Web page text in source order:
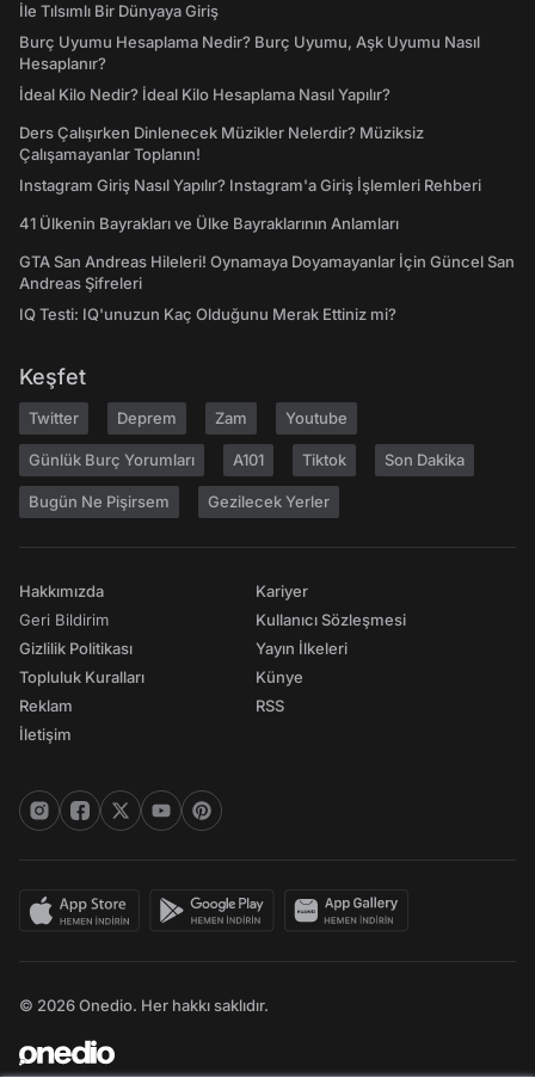
İle Tılsımlı Bir Dünyaya Giriş
Burç Uyumu Hesaplama Nedir? Burç Uyumu, Aşk Uyumu Nasıl
Hesaplanır?
İdeal Kilo Nedir? İdeal Kilo Hesaplama Nasıl Yapılır?
Ders Çalışırken Dinlenecek Müzikler Nelerdir? Müziksiz
Çalışamayanlar Toplanın!
Instagram Giriş Nasıl Yapılır? Instagram'a Giriş İşlemleri Rehberi
41 Ülkenin Bayrakları ve Ülke Bayraklarının Anlamları
GTA San Andreas Hileleri! Oynamaya Doyamayanlar İçin Güncel San
Andreas Şifreleri
IQ Testi: IQ'unuzun Kaç Olduğunu Merak Ettiniz mi?
Keşfet
Twitter Deprem Zam Youtube
Günlük Burç Yorumları A101 Tiktok Son Dakika
Bugün Ne Pişirsem Gezilecek Yerler
Hakkımızda
Geri Bildirim
Gizlilik Politikası
Topluluk Kuralları
Reklam
İletişim
Kariyer
Kullanıcı Sözleşmesi
Yayın İlkeleri
Künye
RSS
© 2026 Onedio. Her hakkı saklıdır.